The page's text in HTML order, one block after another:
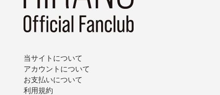
当サイトについて
アカウントについて
お支払いについて
利用規約